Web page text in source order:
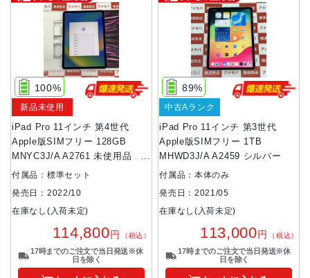
iPad Pro 11インチ 第4世代
Apple版SIMフリー 128GB
MNYC3J/A A2761 未使用品 ス
ペースグレイ
100%
新品未使用
付属品：標準セット
発売日：2022/10
在庫なし(入荷未定)
114,800円 （税込）
17時までのご注文で当日発送※休
日を除く
iPad Pro 11インチ 第3世代
Apple版SIMフリー 1TB
MHWD3J/A A2459 シルバー
89%
中古Aランク
付属品：本体のみ
発売日：2021/05
在庫なし(入荷未定)
113,000円 （税込）
17時までのご注文で当日発送※休
日を除く